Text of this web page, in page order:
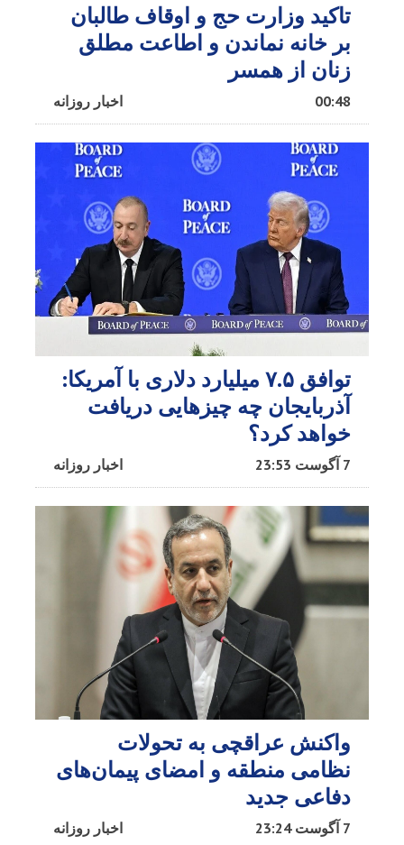
تاکید وزارت حج و اوقاف طالبان
بر خانه نماندن و اطاعت مطلق
زنان از همسر
اخبار روزانه 00:48
توافق ۷.۵ میلیارد دلاری با آمریکا:
آذربایجان چه چیزهایی دریافت
خواهد کرد؟
اخبار روزانه 7 آگوست 23:53
واکنش عراقچی به تحولات
نظامی منطقه و امضای پیمان‌های
دفاعی جدید
اخبار روزانه 7 آگوست 23:24